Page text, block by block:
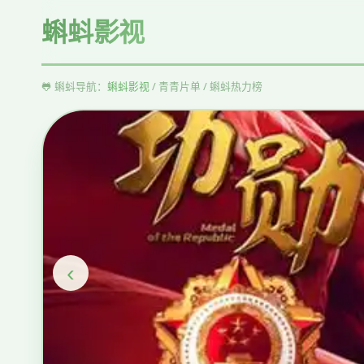
蝌蚪影视
🐸 蝌蚪导航： 蝌蚪影视/ 青青片单 / 蝌蚪热力榜
‹